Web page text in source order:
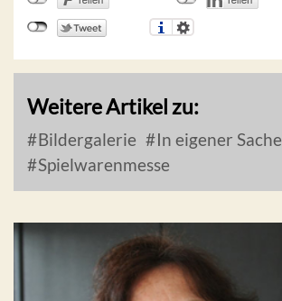
Weitere Artikel zu:
Bildergalerie
In eigener Sache
Spielwarenmesse